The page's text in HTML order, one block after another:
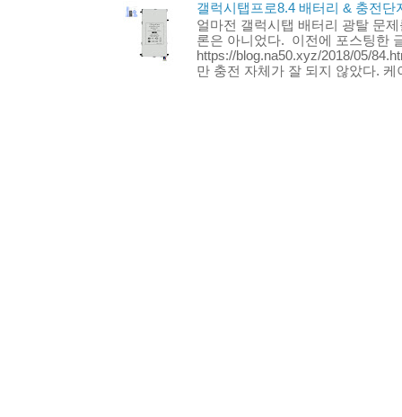
갤럭시탭프로8.4 배터리 & 충전단
얼마전 갤럭시탭 배터리 광탈 문
론은 아니었다. 이전에 포스팅한
https://blog.na50.xyz/2018/05/
만 충전 자체가 잘 되지 않았다. 케